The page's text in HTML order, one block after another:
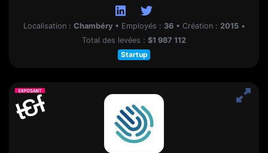
Localisation : Chambéry • Employés : 36 • Création : 2015 •
Total des levées : $1 987 112
Startup